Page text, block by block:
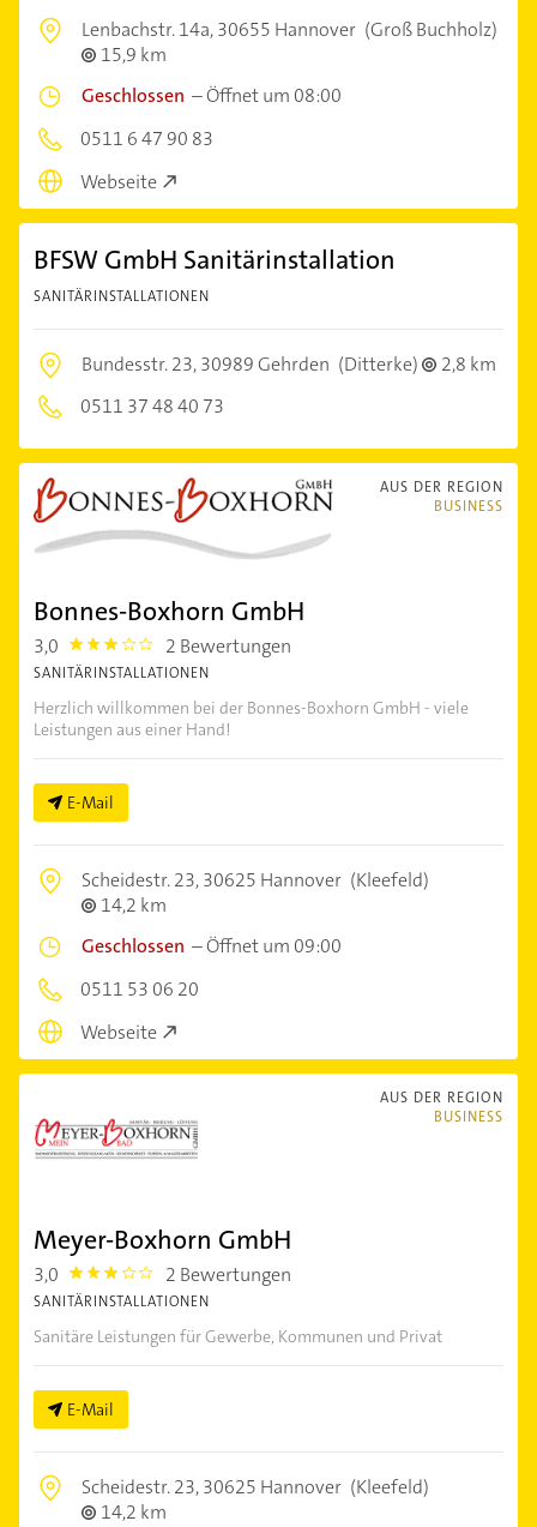
Lenbachstr. 14a,30655 Hannover (Groß Buchholz)
15,9 km
Geschlossen –Öffnet um 08:00
0511 6 47 90 83
Webseite
BFSW GmbH Sanitärinstallation
SANITÄRINSTALLATIONEN
Bundesstr. 23,30989 Gehrden (Ditterke)
2,8 km
0511 37 48 40 73
AUS DER REGION
BUSINESS
Bonnes-Boxhorn GmbH
3,0 3.0 2 Bewertungen
SANITÄRINSTALLATIONEN
Herzlich willkommen bei der Bonnes-Boxhorn GmbH - viele
Leistungen aus einer Hand!
E-Mail
Scheidestr. 23,30625 Hannover (Kleefeld)
14,2 km
Geschlossen –Öffnet um 09:00
0511 53 06 20
Webseite
AUS DER REGION
BUSINESS
Meyer-Boxhorn GmbH
3,0 3.0 2 Bewertungen
SANITÄRINSTALLATIONEN
Sanitäre Leistungen für Gewerbe, Kommunen und Privat
E-Mail
Scheidestr. 23,30625 Hannover (Kleefeld)
14,2 km